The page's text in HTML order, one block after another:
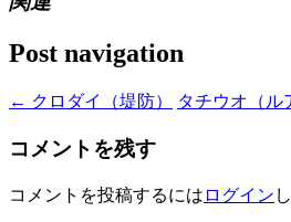
Post navigation
← クロダイ（堤防） タチウオ（ル
コメントを残す
コメントを投稿するには ログイン